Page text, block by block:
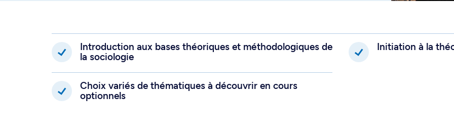
Introduction aux bases théoriques et méthodologiques de
la sociologie
Initiation à la
Choix variés de thématiques à découvrir en cours
optionnels